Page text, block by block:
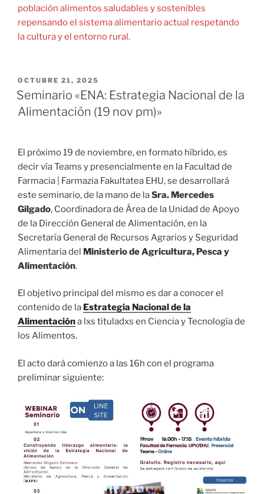
población alimentos saludables y sostenibles
repensando el sistema alimentario actual respetando
la cultura y el entorno rural.
PUBLICADO
EL
OCTUBRE 21, 2025
Seminario «ENA: Estrategia Nacional de la
Alimentación (19 nov pm)»
El próximo 19 de noviembre, en formato híbrido, es
decir vía Teams y presencialmente en la Facultad de
Farmacia | Farmazia Fakultatea EHU, se desarrollará
este seminario, de la mano de laSra. Mercedes
Gilgado, Coordinadora de Área de la Unidad de Apoyo
de la Dirección General de Alimentación, en la
Secretaría General de Recursos Agrarios y Seguridad
Alimentaria del Ministerio de Agricultura, Pesca y
Alimentación.
El objetivo principal del mismo es dar a conocer el
contenido de la Estrategia Nacional de la
Alimentacióna lxs tituladxs en Ciencia y Tecnología de
los Alimentos.
El acto dará comienzo a las 16h con el programa
preliminar siguiente: